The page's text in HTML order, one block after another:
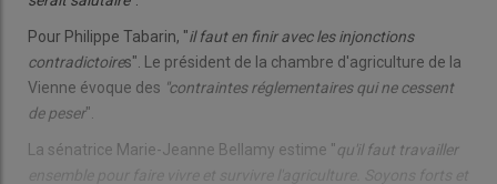
Pour Philippe Tabarin, "il faut en finir avec les injonctions
contradictoires". Le président de la chambre d'agriculture de la
Vienne évoque des "contraintes réglementaires qui ne cessent
de peser".
La sénatrice Marie-Jeanne Bellamy estime "qu'il faut travailler